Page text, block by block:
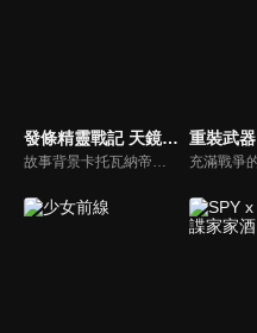
發條精靈戰記 天鏡的極北之星
故事背景卡托瓦納帝國，是與鄰國處於戰爭狀態的大國。少年伊庫塔在外人眼中，一向是個愛睡午覺、遊手好閒、性喜漁色的傢伙，而這樣的「懶惰鬼」正因為某些內情，不情不願的準備參加高等軍官甄試。在當時，沒有任何人預料到這樣的他，日後竟搖身一變，成為帝國史上首屈一指的名將！
重裝武器